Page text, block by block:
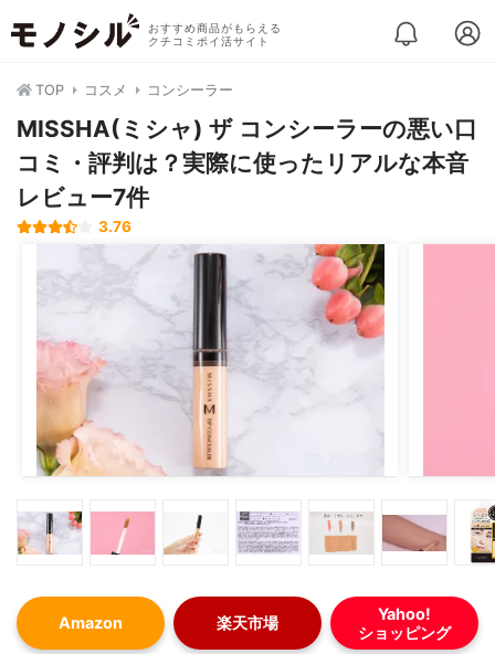
おすすめ商品がもらえる
クチコミポイ活サイト
TOP コスメ コンシーラー
MISSHA(ミシャ) ザ コンシーラーの悪い口
コミ・評判は？実際に使ったリアルな本音
レビュー7件
3.76
Amazon 楽天市場
Yahoo!
ショッピング